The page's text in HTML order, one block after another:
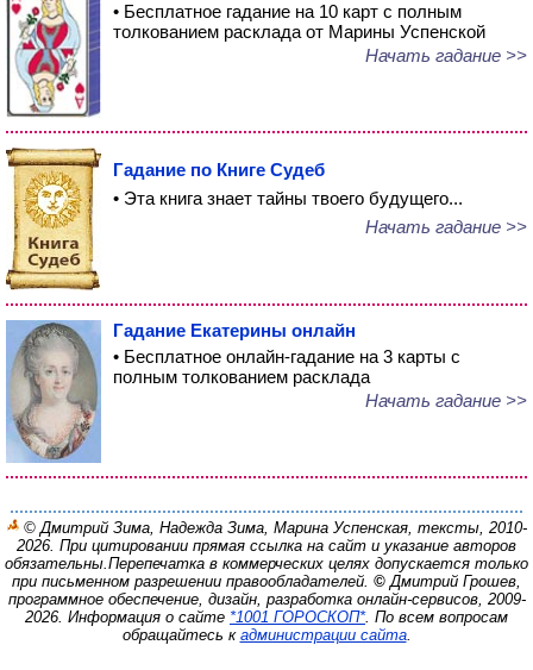
• Бесплатное гадание на 10 карт с полным
толкованием расклада от Марины Успенской
Начать гадание >>
Гадание по Книге Судеб
• Эта книга знает тайны твоего будущего...
Начать гадание >>
Гадание Екатерины онлайн
• Бесплатное онлайн-гадание на 3 карты с
полным толкованием расклада
Начать гадание >>
© Дмитрий Зима, Надежда Зима, Марина Успенская, тексты, 2010-
2026. При цитировании прямая ссылка на сайт и указание авторов
обязательны.Перепечатка в коммерческих целях допускается только
при письменном разрешении правообладателей. © Дмитрий Грошев,
программное обеспечение, дизайн, разработка онлайн-сервисов, 2009-
2026. Информация о сайте *1001 ГОРОСКОП*. По всем вопросам
обращайтесь к администрации сайта.